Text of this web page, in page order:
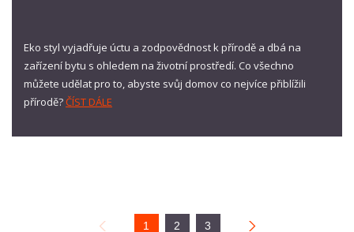
Eko styl vyjadřuje úctu a zodpovědnost k přírodě a dbá na
zařízení bytu s ohledem na životní prostředí. Co všechno
můžete udělat pro to, abyste svůj domov co nejvíce přiblížili
přírodě?ČÍST DÁLE
1 2 3